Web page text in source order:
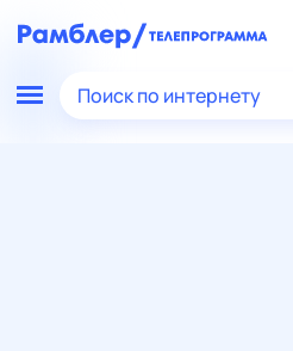
Поиск по интернету